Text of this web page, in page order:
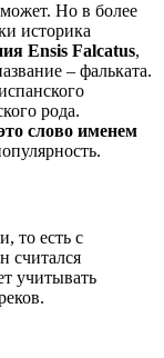
Но в более
историка
Ensis Falcatus,
– фальката.
рода.
слово именем
то есть с
считался
учитывать